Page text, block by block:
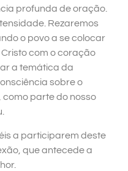
profunda de oração.
Rezaremos
o povo a se colocar
com o coração
a temática da
sobre o
parte do nosso
a participarem deste
que antecede a